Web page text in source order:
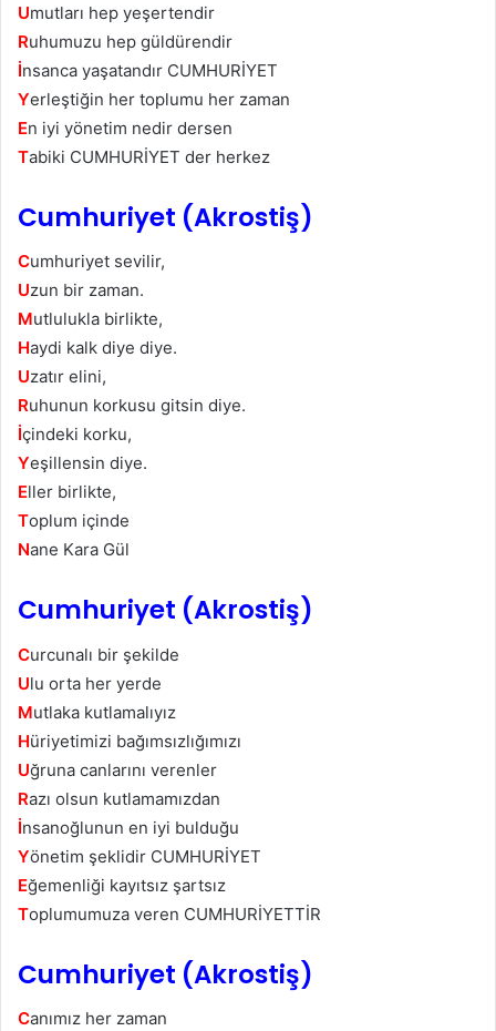
Umutları hep yeşertendir
Ruhumuzu hep güldürendir
İnsanca yaşatandır CUMHURİYET
Yerleştiğin her toplumu her zaman
En iyi yönetim nedir dersen
Tabiki CUMHURİYET der herkez
Cumhuriyet (Akrostiş)
Cumhuriyet sevilir,
Uzun bir zaman.
Mutlulukla birlikte,
Haydi kalk diye diye.
Uzatır elini,
Ruhunun korkusu gitsin diye.
İçindeki korku,
Yeşillensin diye.
Eller birlikte,
Toplum içinde
Nane Kara Gül
Cumhuriyet (Akrostiş)
Curcunalı bir şekilde
Ulu orta her yerde
Mutlaka kutlamalıyız
Hüriyetimizi bağımsızlığımızı
Uğruna canlarını verenler
Razı olsun kutlamamızdan
İnsanoğlunun en iyi bulduğu
Yönetim şeklidir CUMHURİYET
Eğemenliği kayıtsız şartsız
Toplumumuza veren CUMHURİYETTİR
Cumhuriyet (Akrostiş)
Canımız her zaman